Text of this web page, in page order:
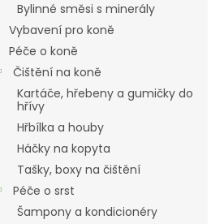
Bylinné směsi s minerály
Vybavení pro koně
Péče o koně
Čištění na koně
Kartáče, hřebeny a gumičky do
hřívy
Hřbílka a houby
Háčky na kopyta
Tašky, boxy na čištění
Péče o srst
Šampony a kondicionéry